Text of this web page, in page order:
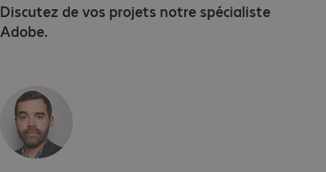
Discutez de vos projets notre spécialiste
Adobe.